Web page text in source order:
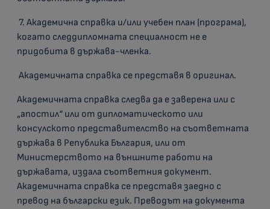
7. Академична справка и/или учебен план (програма),
когато следдипломната специалност не е
придобита в държава-членка.
Академичната справка се представя в оригинал.
Академичната справка следва да е заверена или с
„апостил“ или от дипломатическото или
консулското представителство на съответната
държава в Република България, или от
Министерството на външните работи на
държавата, издала съответния документ.
Академичната справка се представя заедно с
превод на български език. Преводът на документа